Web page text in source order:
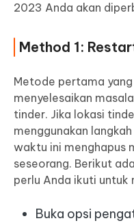
2023 Anda akan
Method 1:
Metode pertama
menyelesaikan
tinder. Jika lokasi
menggunakan
waktu ini menghapus
seseorang. Berikut
perlu Anda ikuti untuk
Buka opsi